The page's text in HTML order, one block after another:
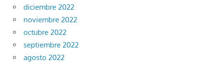
diciembre 2022
noviembre 2022
octubre 2022
septiembre 2022
agosto 2022